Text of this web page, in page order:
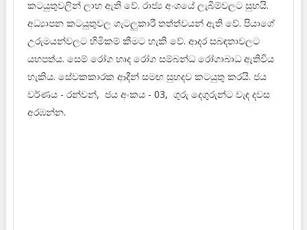
කටයුතුවලින් ලාභ ඇති වේ. රාජ්‍ය අංශයේ ලැබීම්වලට සුභයි.
අධ්‍යාපන කටයුතුවල ගැටලුකාරී තත්ත්වයන් ඇති වේ. පියාගේ
උරුමයන්වලට හිමිකම් කීමට හැකි වේ. ආදර සබඳතාවලට
යහපත්ය. සෙම් රෝග හෘද රෝග සම්බන්ධ රෝගාබාධ ඇතිවිය
හැකිය. සේවකකාරක ආදීන් සමඟ සුහදව කටයුතු කරයි. ජය
වර්ණය - රන්වන්, ජය අංකය - 03, ගුරු දෙගුරුන්ට වැඳ දවස
අරඹන්න.